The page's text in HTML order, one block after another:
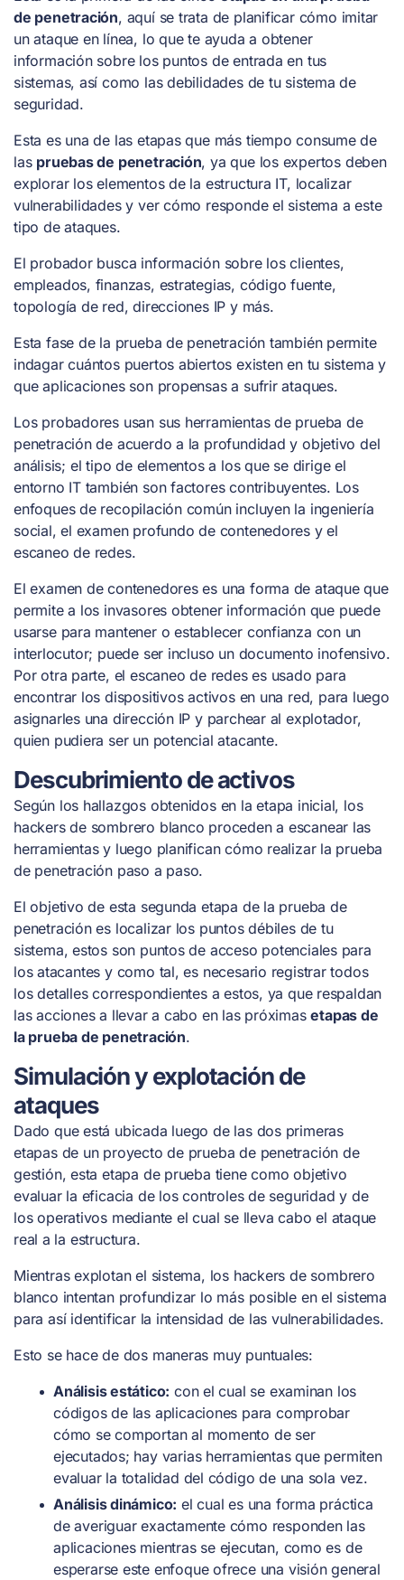
de penetración, aquí se trata de planificar cómo imitar
un ataque en línea, lo que te ayuda a obtener
información sobre los puntos de entrada en tus
sistemas, así como las debilidades de tu sistema de
seguridad.
Esta es una de las etapas que más tiempo consume de
las pruebas de penetración, ya que los expertos deben
explorar los elementos de la estructura IT, localizar
vulnerabilidades y ver cómo responde el sistema a este
tipo de ataques.
El probador busca información sobre los clientes,
empleados, finanzas, estrategias, código fuente,
topología de red, direcciones IP y más.
Esta fase de la prueba de penetración también permite
indagar cuántos puertos abiertos existen en tu sistema y
que aplicaciones son propensas a sufrir ataques.
Los probadores usan sus herramientas de prueba de
penetración de acuerdo a la profundidad y objetivo del
análisis; el tipo de elementos a los que se dirige el
entorno IT también son factores contribuyentes. Los
enfoques de recopilación común incluyen la ingeniería
social, el examen profundo de contenedores y el
escaneo de redes.
El examen de contenedores es una forma de ataque que
permite a los invasores obtener información que puede
usarse para mantener o establecer confianza con un
interlocutor; puede ser incluso un documento inofensivo.
Por otra parte, el escaneo de redes es usado para
encontrar los dispositivos activos en una red, para luego
asignarles una dirección IP y parchear al explotador,
quien pudiera ser un potencial atacante.
Descubrimiento de activos
Según los hallazgos obtenidos en la etapa inicial, los
hackers de sombrero blanco proceden a escanear las
herramientas y luego planifican cómo realizar la prueba
de penetración paso a paso.
El objetivo de esta segunda etapa de la prueba de
penetración es localizar los puntos débiles de tu
sistema, estos son puntos de acceso potenciales para
los atacantes y como tal, es necesario registrar todos
los detalles correspondientes a estos, ya que respaldan
las acciones a llevar a cabo en las próximasetapas de
la prueba de penetración.
Simulación y explotación de
ataques
Dado que está ubicada luego de las dos primeras
etapas de un proyecto de prueba de penetración de
gestión, esta etapa de prueba tiene como objetivo
evaluar la eficacia de los controles de seguridad y de
los operativos mediante el cual se lleva cabo el ataque
real a la estructura.
Mientras explotan el sistema, los hackers de sombrero
blanco intentan profundizar lo más posible en el sistema
para así identificar la intensidad de las vulnerabilidades.
Esto se hace de dos maneras muy puntuales:
Análisis estático: con el cual se examinan los
códigos de las aplicaciones para comprobar
cómo se comportan al momento de ser
ejecutados; hay varias herramientas que permiten
evaluar la totalidad del código de una sola vez.
Análisis dinámico: el cual es una forma práctica
de averiguar exactamente cómo responden las
aplicaciones mientras se ejecutan, como es de
esperarse este enfoque ofrece una visión general